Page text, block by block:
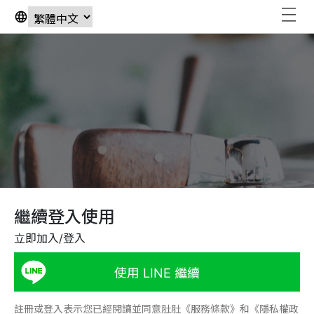
繼續登入使用
立即加入/登入
使用 LINE 繼續
註冊或登入表示您已經閱讀並同意肚肚《服務條款》和《隱私權政